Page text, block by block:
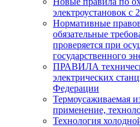
электроустановок с
Нормативные
обязательные
проверяется при
государственного
ПРАВИЛА
электрических
Федерации
Термоусаживаемая
применение,
Технология